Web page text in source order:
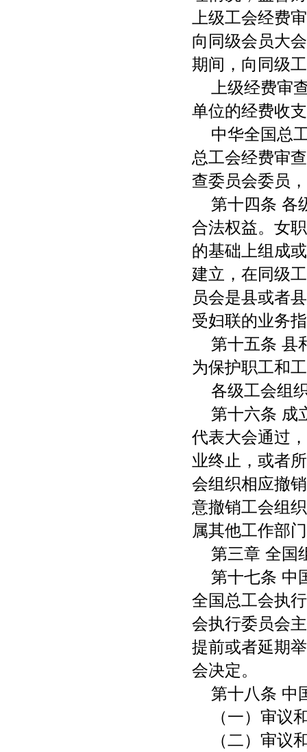
上级工会经费
向同级会员大
期间，向同级
上级经费审
单位的经费收
中华全国总
总工会经费审
查委员会委员
第十四条 各
合法权益。女
的基础上组成
建立，在同级
员会是县或者
受妇联的业务
第十五条 县
为保护职工和
各级工会组
第十六条 成
代表大会通过
业终止，或者
会组织相应撤
意撤销工会组
属其他工作部
第三章 全国
第十七条 中
全国总工会执
会执行委员会
提前或者延期
会决定。
第十八条 中
（一）审议
（二）审议